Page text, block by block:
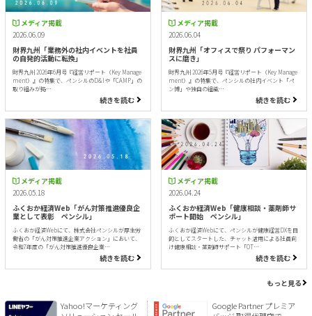
メディア掲載
2026.06.09
財界九州「業務外の社内イベントを社員
の自発的活動に転換」
財界九州 2026年6月号『経営リポート（Key Manage
ment）』の特集で、ペンシルのD&Iや「CAMP」の
取り組みが掲…
続きを読む
メディア掲載
2026.06.04
財界九州「オフィスで祭り パフォーマン
スに磨き」
財界九州 2026年5月号『経営リポート（Key Manage
ment）』の特集で、ペンシルの社内イベント「ペ
ン博」や独自の組織…
続きを読む
メディア掲載
2026.05.18
ふくおか経済Web「がん対策推進優良企
業として表彰 ペンシル」
ふくおか経済Webにて、株式会社ペンシルが厚生労
働省の「がん対策推進企業アクション」において、
令和7年度の「がん対策推進優良企業…
続きを読む
メディア掲載
2026.04.24
ふくおか経済Web「健康相談・薬剤師サ
ポート開始 ペンシル」
ふくおか経済Webにて、ペンシルが健康経営DXを目
的としてスタートした、チャット活用による社員向
け健康相談・薬剤師サポート「OT…
続きを読む
もっと見る
Yahoo!マーケティング
Google Partner プレミア